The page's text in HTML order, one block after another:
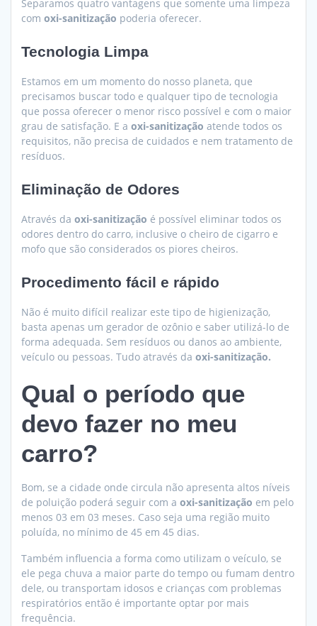
Separamos quatro vantagens que somente uma limpeza
com oxi-sanitização poderia oferecer.
Tecnologia Limpa
Estamos em um momento do nosso planeta, que
precisamos buscar todo e qualquer tipo de tecnologia
que possa oferecer o menor risco possível e com o maior
grau de satisfação. E a oxi-sanitização atende todos os
requisitos, não precisa de cuidados e nem tratamento de
resíduos.
Eliminação de Odores
Através da oxi-sanitização é possível eliminar todos os
odores dentro do carro, inclusive o cheiro de cigarro e
mofo que são considerados os piores cheiros.
Procedimento fácil e rápido
Não é muito difícil realizar este tipo de higienização,
basta apenas um gerador de ozônio e saber utilizá-lo de
forma adequada. Sem resíduos ou danos ao ambiente,
veículo ou pessoas. Tudo através da oxi-sanitização.
Qual o período que
devo fazer no meu
carro?
Bom, se a cidade onde circula não apresenta altos níveis
de poluição poderá seguir com a oxi-sanitização em pelo
menos 03 em 03 meses. Caso seja uma região muito
poluída, no mínimo de 45 em 45 dias.
Também influencia a forma como utilizam o veículo, se
ele pega chuva a maior parte do tempo ou fumam dentro
dele, ou transportam idosos e crianças com problemas
respiratórios então é importante optar por mais
frequência.